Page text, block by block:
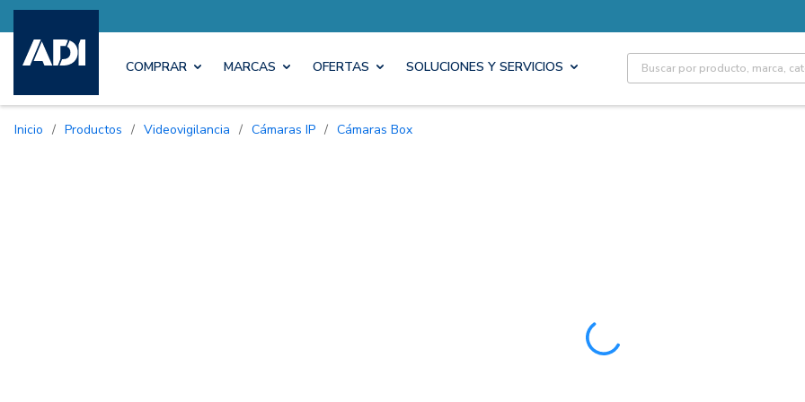
COMPRAR MARCAS OFERTAS SOLUCIONES Y SERVICIOS Site Search
Inicio / Productos / Videovigilancia / Cámaras IP / Cámaras Box